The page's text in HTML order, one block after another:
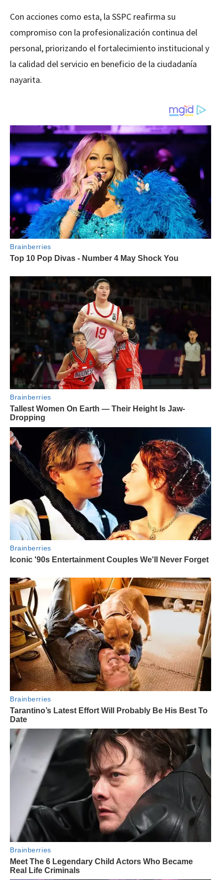
Con acciones como esta, la SSPC reafirma su
compromiso con la profesionalización continua del
personal, priorizando el fortalecimiento institucional y
la calidad del servicio en beneficio de la ciudadanía
nayarita.